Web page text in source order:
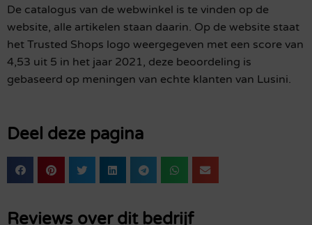
De catalogus van de webwinkel is te vinden op de
website, alle artikelen staan daarin. Op de website staat
het Trusted Shops logo weergegeven met een score van
4,53 uit 5 in het jaar 2021, deze beoordeling is
gebaseerd op meningen van echte klanten van Lusini.
Deel deze pagina
Reviews over dit bedrijf